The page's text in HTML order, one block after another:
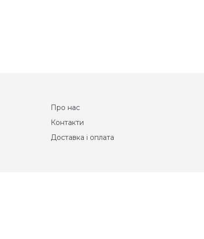
Про нас
Контакти
Доставка і оплата